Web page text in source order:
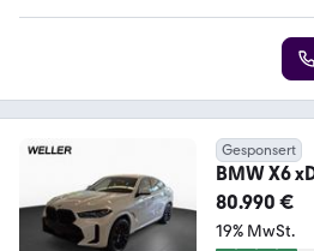
Gesponsert
BMW X6
SPORT
80.990 €
19% MwSt.